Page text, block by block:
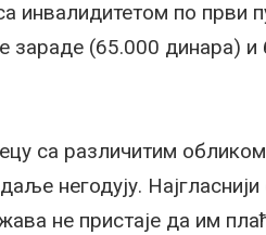
инвалидитетом по први
зараде (65.000 динара)
са различитим
негодују.
не пристаје да им